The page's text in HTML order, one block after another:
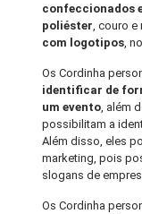
confeccionados
poliéster, couro e
com logotipos,
Os Cordinha
identificar de
um evento, além
possibilitam a
Além disso, eles
marketing, pois
slogans de
Os Cordinha